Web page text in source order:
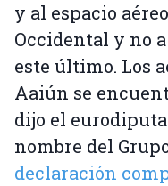
y al espacio
Occidental y no
este último. Los
Aaiún se
dijo el
nombre del
declaración